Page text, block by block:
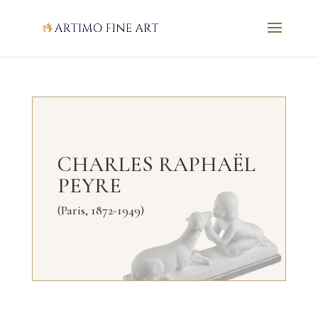
CHARLES RAPHAËL
PEYRE
(Paris, 1872-1949)